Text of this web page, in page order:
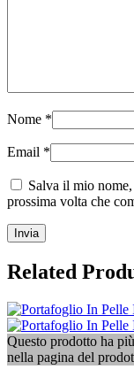
Nome *
Email *
Salva il mio
prossima volta che
Related
Questo prodotto ha
nella pagina del